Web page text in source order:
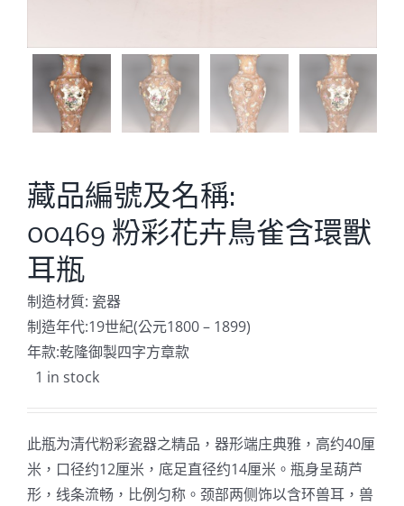
藏品編號及名稱:
00469 粉彩花卉鳥雀含環獸
耳瓶
制造材質: 瓷器
制造年代:19世紀(公元1800 – 1899)
年款:乾隆御製四字方章款
1 in stock
此瓶为清代粉彩瓷器之精品，器形端庄典雅，高约40厘
米，口径约12厘米，底足直径约14厘米。瓶身呈葫芦
形，线条流畅，比例匀称。颈部两侧饰以含环兽耳，兽